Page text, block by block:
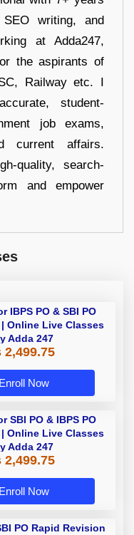
writing, and
at Adda247,
the aspirants of
Railway etc. I
student-
job exams,
current affairs.
quality, search-
and empower
IBPS PO & SBI PO
Online Live Classes
Adda 247
2,499.75
Enroll Now
SBI PO & IBPS PO
Online Live Classes
Adda 247
2,499.75
Enroll Now
PO Rapid Revision